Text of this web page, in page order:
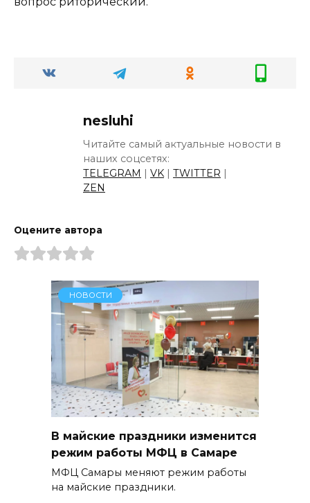
nesluhi
Читайте самый актуальные новости в
наших соцсетях:
TELEGRAM | VK | TWITTER |
ZEN
Оцените автора
НОВОСТИ
В майские праздники изменится
режим работы МФЦ в Самаре
МФЦ Самары меняют режим работы
на майские праздники.